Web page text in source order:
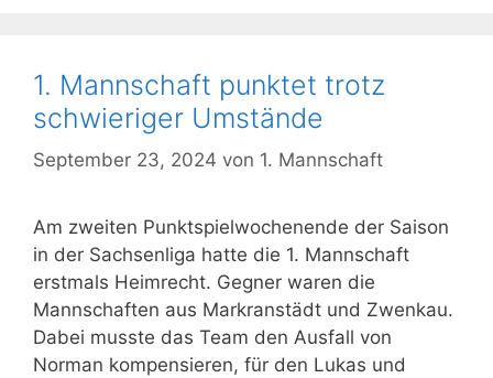
1. Mannschaft punktet trotz
schwieriger Umstände
September 23, 2024 von 1. Mannschaft
Am zweiten Punktspielwochenende der Saison
in der Sachsenliga hatte die 1. Mannschaft
erstmals Heimrecht. Gegner waren die
Mannschaften aus Markranstädt und Zwenkau.
Dabei musste das Team den Ausfall von
Norman kompensieren, für den Lukas und